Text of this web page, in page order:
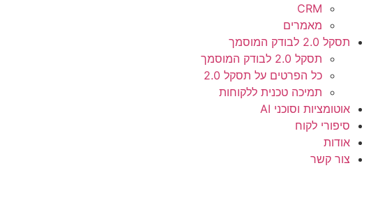
CRM
מאמרים
תסקל 2.0 לבודק המוסמך
תסקל 2.0 לבודק המוסמך
כל הפרטים על תסקל 2.0
תמיכה טכנית ללקוחות
אוטומציות וסוכני AI
סיפורי לקוח
אודות
צור קשר